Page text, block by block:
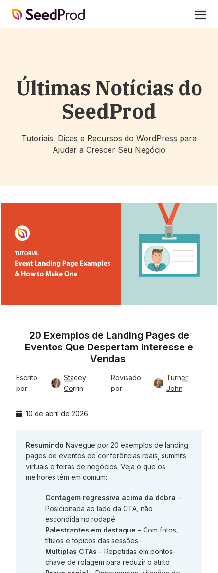
SeedProd
Últimas Notícias do
SeedProd
Tutoriais, Dicas e Recursos do WordPress para
Ajudar a Crescer Seu Negócio
20 Exemplos de Landing Pages de
Eventos Que Despertam Interesse e
Vendas
Escrito
por:
Stacey
Corrin
Revisado
por:
Turner
John
10 de abril de 2026
Resumindo Navegue por 20 exemplos de landing
pages de eventos de conferências reais, summits
virtuais e feiras de negócios. Veja o que os
melhores têm em comum:
Contagem regressiva acima da dobra –
Posicionada ao lado da CTA, não
escondida no rodapé
Palestrantes em destaque – Com fotos,
títulos e tópicos das sessões
Múltiplas CTAs – Repetidas em pontos-
chave de rolagem para reduzir o atrito